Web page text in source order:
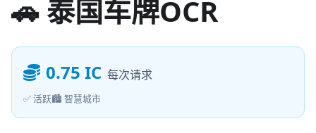
🚗 泰国车牌OCR
0.75 IC 每次请求
✅ 活跃🏙️ 智慧城市